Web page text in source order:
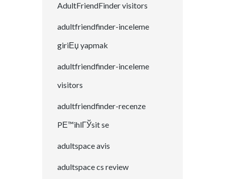
AdultFriendFinder visitors
adultfriendfinder-inceleme
giriЕџ yapmak
adultfriendfinder-inceleme
visitors
adultfriendfinder-recenze
PЕ™ihlГЎsit se
adultspace avis
adultspace cs review